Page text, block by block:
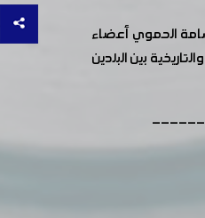
الحموي أعضاء
بين البلدين